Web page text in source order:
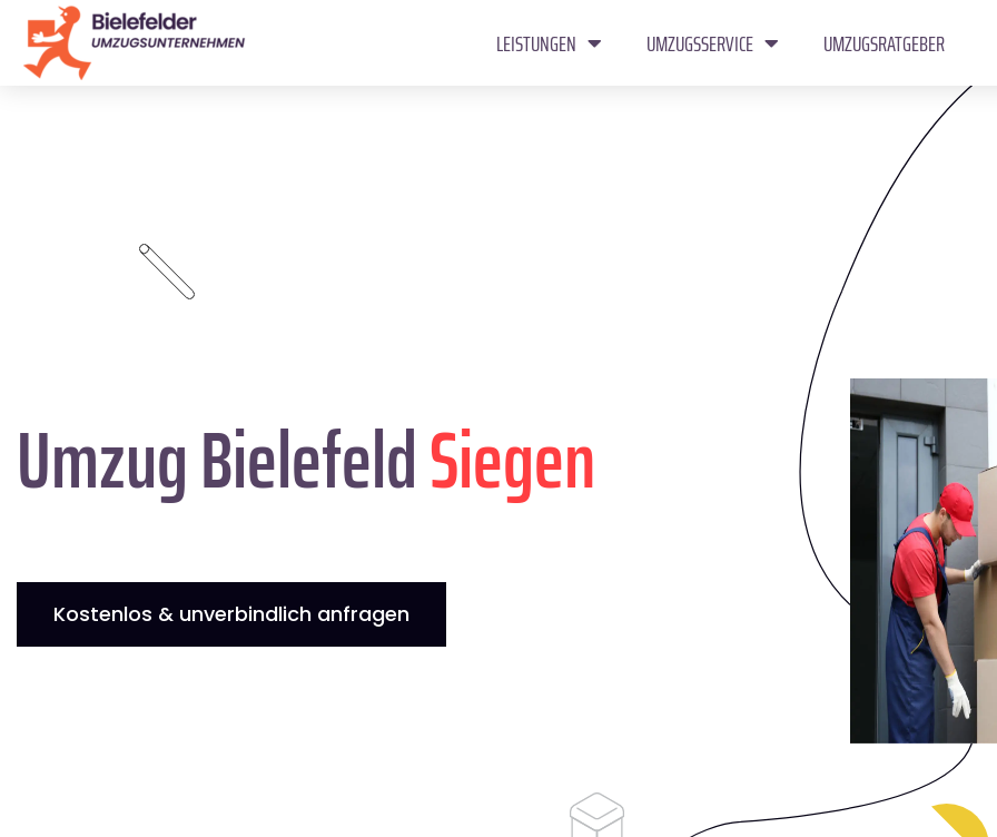
LEISTUNGEN UMZUGSSERVICE UMZUGSRATGEBER
Umzug BielefeldSiegen
Kostenlos & unverbindlich anfragen